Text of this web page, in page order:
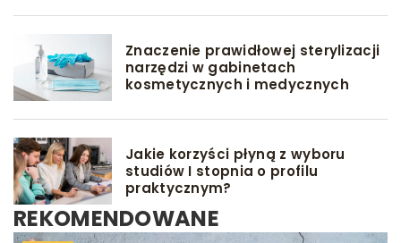
Znaczenie prawidłowej sterylizacji
narzędzi w gabinetach
kosmetycznych i medycznych
Jakie korzyści płyną z wyboru
studiów I stopnia o profilu
praktycznym?
REKOMENDOWANE